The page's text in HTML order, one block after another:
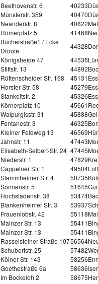
Beethovenstr. 6 40233
Münsterstr. 359 40470
Neanderstr. 8 40822
Römerplatz 5 41468
Bücherstraße1 / Ecke
Droote
44328
Königsheide 47 44536
Stiftstr. 13 44892
Rüttenscheider Str. 168 45131
Horster Str. 58 45279
Stankeitstr. 2 45326
Körnerplatz 10 45661
Walpurgisstr. 31 45888
Fontanestr. 3 46325
Kleiner Feldweg 13 46569
Jahnstr. 11 47443
Elisabeth-Selbert-Str. 24 47445
Niederstr. 1 47829
Cappelner Str. 1 49504
Stammheimer Str. 4 50735
Sonnenstr. 5 51645
Hochstadenstr. 38 53474
Blankenheimer Str. 3 53937
Frauenlobstr. 42 55118
Mainzer Str. 13 55411
Mainzer Str. 13 55411
Rasselsteiner Straße 10756564
Schubertstr. 25 57482
Kölner Str. 143 58256
Goethestraße 6a 58636
Im Bockeloh 2 58675